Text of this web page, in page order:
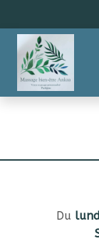
Du